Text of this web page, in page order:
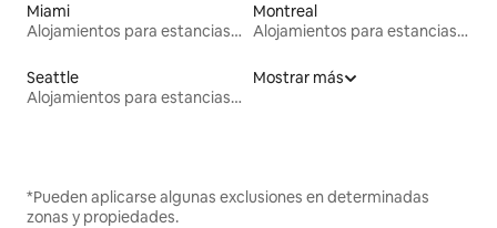
Miami
Alojamientos para estancias largas
Montreal
Alojamientos para estancias largas
Seattle
Alojamientos para estancias largas
Mostrar más
*Pueden aplicarse algunas exclusiones en determinadas
zonas y propiedades.